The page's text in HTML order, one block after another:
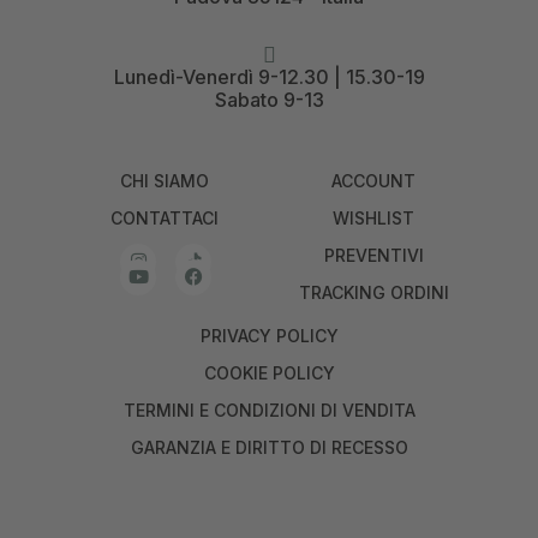
Lunedì-Venerdì 9-12.30 | 15.30-19
Sabato 9-13
CHI SIAMO
CONTATTACI
ACCOUNT
WISHLIST
PREVENTIVI
TRACKING ORDINI
PRIVACY POLICY
COOKIE POLICY
TERMINI E CONDIZIONI DI VENDITA
GARANZIA E DIRITTO DI RECESSO